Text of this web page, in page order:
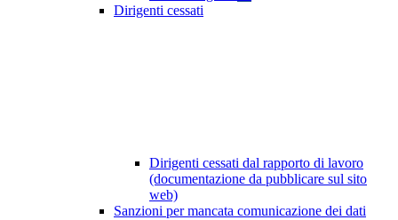
Dirigenti cessati
Dirigenti cessati dal rapporto di lavoro
(documentazione da pubblicare sul sito
web)
Sanzioni per mancata comunicazione dei dati